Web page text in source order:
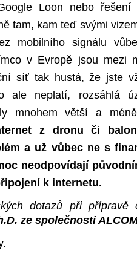
Loon nebo řešení
tam, kam teď svými
mobilního signálu
v Evropě jsou mezi
síť tak hustá, že jste
neplatí, rozsáhlá
mnohem větší a
z dronu či
a už vůbec ne s
neodpovídají
k internetu.
dotazů při
ze společnosti